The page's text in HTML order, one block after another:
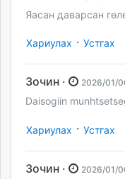
Яасан даварсан
Хариулах · Устгах
Зочин · 2026/01/
Daisogiin
Хариулах · Устгах
Зочин · 2026/01/